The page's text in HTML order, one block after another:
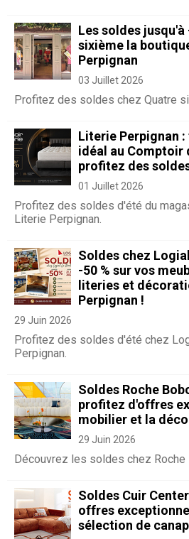
Les soldes jusqu'à
sixième la
Perpignan
03 Juillet 2026
Profitez des soldes chez Quatre
Literie Perpignan
idéal au Comptoir
profitez des
01 Juillet 2026
Profitez des soldes d'été du
Literie Perpignan.
Soldes chez
-50 % sur vos
literies et
Perpignan !
29 Juin 2026
Profitez des soldes d'été chez
Perpignan.
Soldes Roche
profitez d'offres
mobilier et la
29 Juin 2026
Découvrez les soldes chez Roche
Soldes Cuir
offres
sélection de